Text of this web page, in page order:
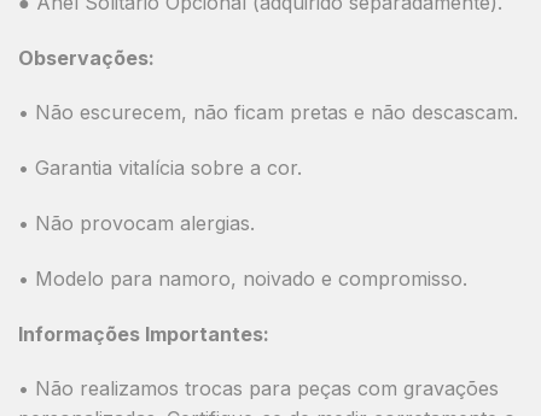
Observações:
• Não escurecem, não ficam pretas e não descascam.
• Garantia vitalícia sobre a cor.
• Não provocam alergias.
• Modelo para namoro, noivado e compromisso.
Informações Importantes:
• Não realizamos trocas para peças com gravações